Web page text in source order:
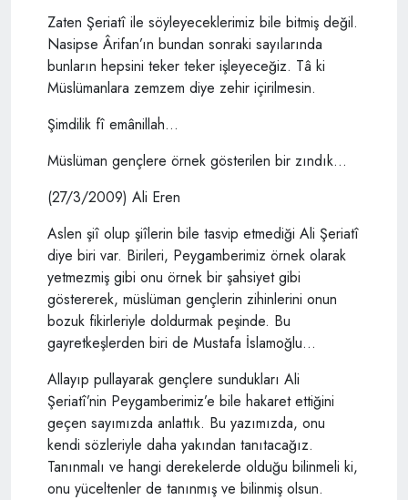
Zaten Şeriatî ile söyleyeceklerimiz bile bitmiş değil.
Nasipse Ârifan’ın bundan sonraki sayılarında
bunların hepsini teker teker işleyeceğiz. Tâ ki
Müslümanlara zemzem diye zehir içirilmesin.
Şimdilik fî emânillah…
Müslüman gençlere örnek gösterilen bir zındık…
(27/3/2009) Ali Eren
Aslen şiî olup şiîlerin bile tasvip etmediği Ali Şeriatî
diye biri var. Birileri, Peygamberimiz örnek olarak
yetmezmiş gibi onu örnek bir şahsiyet gibi
göstererek, müslüman gençlerin zihinlerini onun
bozuk fikirleriyle doldurmak peşinde. Bu
gayretkeşlerden biri de Mustafa İslamoğlu…
Allayıp pullayarak gençlere sundukları Ali
Şeriatî’nin Peygamberimiz’e bile hakaret ettiğini
geçen sayımızda anlattık. Bu yazımızda, onu
kendi sözleriyle daha yakından tanıtacağız.
Tanınmalı ve hangi derekelerde olduğu bilinmeli ki,
onu yüceltenler de tanınmış ve bilinmiş olsun.